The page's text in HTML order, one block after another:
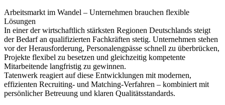
Arbeitsmarkt im Wandel – Unternehmen brauchen flexible
Lösungen
In einer der wirtschaftlich stärksten Regionen Deutschlands steigt
der Bedarf an qualifizierten Fachkräften stetig. Unternehmen stehen
vor der Herausforderung, Personalengpässe schnell zu überbrücken,
Projekte flexibel zu besetzen und gleichzeitig kompetente
Mitarbeitende langfristig zu gewinnen.
Tatenwerk reagiert auf diese Entwicklungen mit modernen,
effizienten Recruiting- und Matching-Verfahren – kombiniert mit
persönlicher Betreuung und klaren Qualitätsstandards.